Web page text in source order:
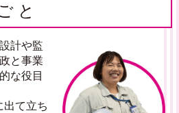
と
計や監
と事業
な役目
出て立ち